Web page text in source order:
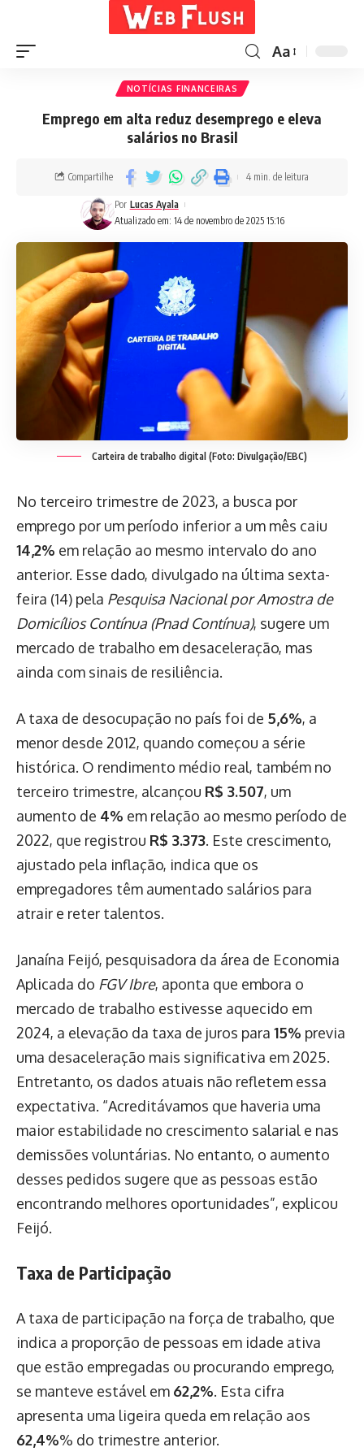
Aa
NOTÍCIAS FINANCEIRAS
Emprego em alta reduz desemprego e eleva
salários no Brasil
Atualizado em: 14 de novembro de 2025 15:16
Por Lucas Ayala
Compartilhe 4 min. de leitura
Carteira de trabalho digital (Foto: Divulgação/EBC)
No terceiro trimestre de 2023, a busca por
emprego por um período inferior a um mês caiu
14,2% em relação ao mesmo intervalo do ano
anterior. Esse dado, divulgado na última sexta-
feira (14) pela Pesquisa Nacional por Amostra de
Domicílios Contínua (Pnad Contínua), sugere um
mercado de trabalho em desaceleração, mas
ainda com sinais de resiliência.
A taxa de desocupação no país foi de 5,6%, a
menor desde 2012, quando começou a série
histórica. O rendimento médio real, também no
terceiro trimestre, alcançou R$ 3.507, um
aumento de 4% em relação ao mesmo período de
2022, que registrou R$ 3.373. Este crescimento,
ajustado pela inflação, indica que os
empregadores têm aumentado salários para
atrair e reter talentos.
Janaína Feijó, pesquisadora da área de Economia
Aplicada do FGV Ibre, aponta que embora o
mercado de trabalho estivesse aquecido em
2024, a elevação da taxa de juros para 15% previa
uma desaceleração mais significativa em 2025.
Entretanto, os dados atuais não refletem essa
expectativa. “Acreditávamos que haveria uma
maior estabilidade no crescimento salarial e nas
demissões voluntárias. No entanto, o aumento
desses pedidos sugere que as pessoas estão
encontrando melhores oportunidades”, explicou
Feijó.
Taxa de Participação
A taxa de participação na força de trabalho, que
indica a proporção de pessoas em idade ativa
que estão empregadas ou procurando emprego,
se manteve estável em 62,2%. Esta cifra
apresenta uma ligeira queda em relação aos
62,4%% do trimestre anterior.